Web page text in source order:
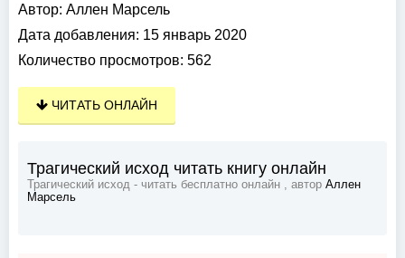
Автор: Аллен Марсель
Дата добавления: 15 январь 2020
Количество просмотров: 562
ЧИТАТЬ ОНЛАЙН
Трагический исход читать книгу онлайн
Трагический исход - читать бесплатно онлайн , автор Аллен
Марсель